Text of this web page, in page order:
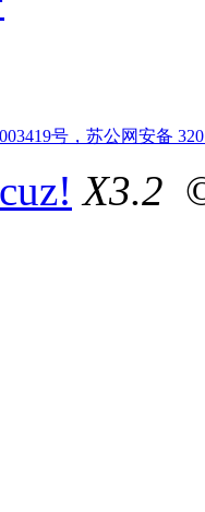
号，苏公网安备
X3.2